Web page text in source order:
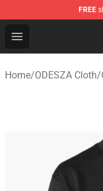
FREE
Open menu
ODESZA Shop
Home/ODESZA Cloth/